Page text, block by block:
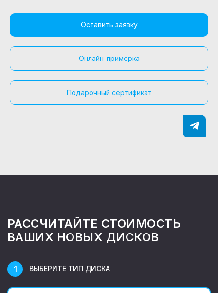
Оставить заявку
Онлайн-примерка
Подарочный сертификат
РАССЧИТАЙТЕ СТОИМОСТЬ
ВАШИХ НОВЫХ ДИСКОВ
ВЫБЕРИТЕ ТИП ДИСКА